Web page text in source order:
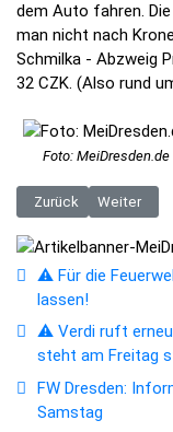
dem Auto fahren.
man nicht nach
Schmilka - Abzweig
32 CZK. (Also rund
Foto: MeiDresden.de
Vorheriger Beitrag:
Zurück Nächster
Weiter
⚠️ Für die
lassen!
⚠️ Verdi ruft
steht am Freitag
FW Dresden:
Samstag